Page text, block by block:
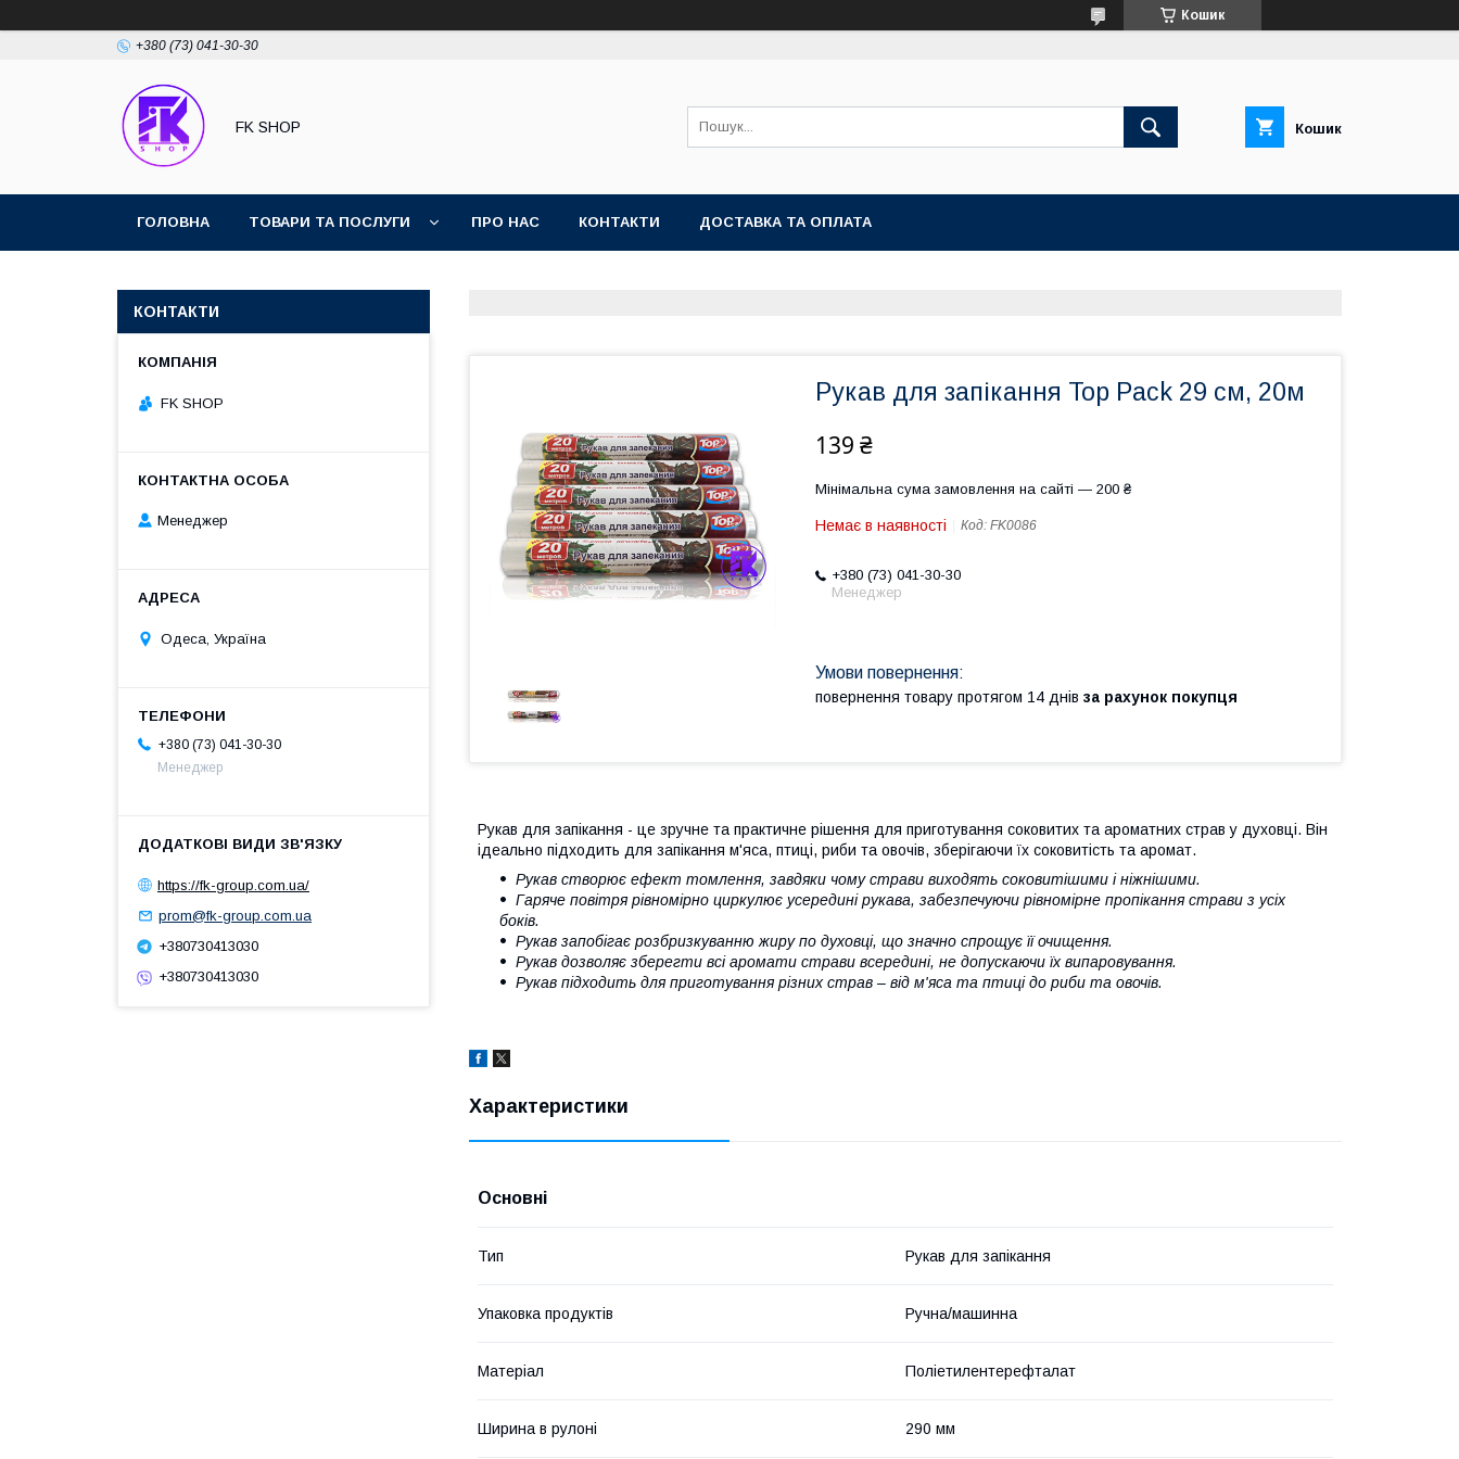
Кошик
+380 (73) 041-30-30
FK SHOP Кошик
ГОЛОВНА ТОВАРИ ТА ПОСЛУГИ ПРО НАС КОНТАКТИ ДОСТАВКА ТА ОПЛАТА
Рукав для запікання Top Pack 29 см, 20м
139 ₴
Мінімальна сума замовлення на сайті — 200 ₴
Немає в наявності Код: FK0086
+380 (73) 041-30-30
Менеджер
повернення товару протягом 14 днів за рахунок покупця
Рукав для запікання - це зручне та практичне рішення для приготування соковитих та ароматних страв у духовці. Він
ідеально підходить для запікання м'яса, птиці, риби та овочів, зберігаючи їх соковитість та аромат.
Рукав створює ефект томлення, завдяки чому страви виходять соковитішими і ніжнішими.
Гаряче повітря рівномірно циркулює усередині рукава, забезпечуючи рівномірне пропікання страви з усіх
боків.
Рукав запобігає розбризкуванню жиру по духовці, що значно спрощує її очищення.
Рукав дозволяє зберегти всі аромати страви всередині, не допускаючи їх випаровування.
Рукав підходить для приготування різних страв – від м'яса та птиці до риби та овочів.
Характеристики
Основні
Тип Рукав для запікання
Упаковка продуктів Ручна/машинна
Матеріал Поліетилентерефталат
Ширина в рулоні 290 мм
КОНТАКТИ
FK SHOP
Менеджер
Одеса, Україна
+380 (73) 041-30-30
Менеджер
https://fk-group.com.ua/
prom@fk-group.com.ua
+380730413030
+380730413030